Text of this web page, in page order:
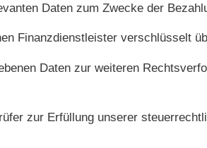
Daten zum Zwecke der
Finanzdienstleister verschlüsselt
Daten zur weiteren
zur Erfüllung unserer